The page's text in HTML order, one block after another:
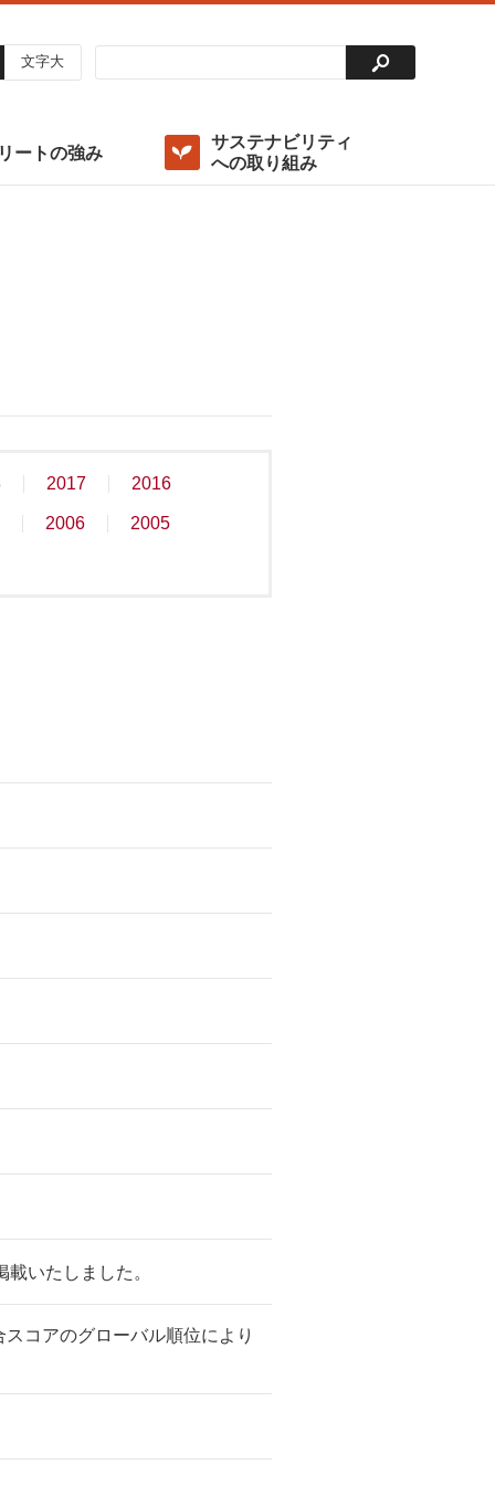
文字大
ートの強み
サステナビリティ
への取り組み
2017 2016
2006 2005
いたしました。
コアのグローバル順位により